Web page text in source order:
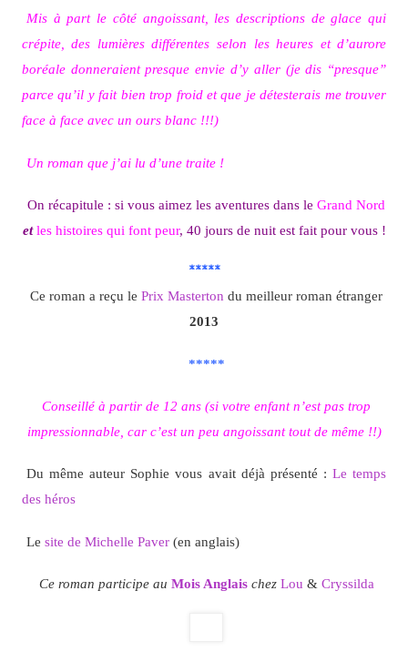
Mis à part le côté angoissant, les descriptions de glace qui
crépite, des lumières différentes selon les heures et d’aurore
boréale donneraient presque envie d’y aller (je dis “presque”
parce qu’il y fait bien trop froid et que je détesterais me trouver
face à face avec un ours blanc !!!)
Un roman que j’ai lu d’une traite !
On récapitule : si vous aimez les aventures dans le Grand Nord
et les histoires qui font peur, 40 jours de nuit est fait pour vous !
*****
Ce roman a reçu le Prix Masterton du meilleur roman étranger
2013
*****
Conseillé à partir de 12 ans (si votre enfant n’est pas trop
impressionnable, car c’est un peu angoissant tout de même !!)
Du même auteur Sophie vous avait déjà présenté : Le temps
des héros
Le site de Michelle Paver(en anglais)
Ce roman participe au Mois Anglais chez Lou & Cryssilda